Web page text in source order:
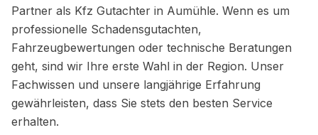
Partner als Kfz Gutachter in Aumühle. Wenn es um
professionelle Schadensgutachten,
Fahrzeugbewertungen oder technische Beratungen
geht, sind wir Ihre erste Wahl in der Region. Unser
Fachwissen und unsere langjährige Erfahrung
gewährleisten, dass Sie stets den besten Service
erhalten.